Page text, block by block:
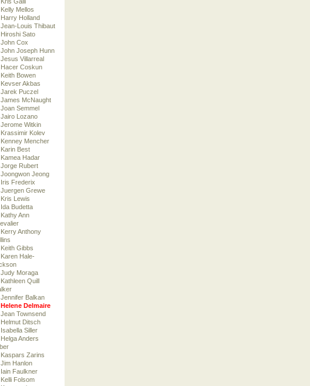
Mellos
Holland
Louis Thibaut
Sato
Cox
Joseph Hunn
Villarreal
Hacer Coskun
Bowen
Akbas
Jarek Puczel
McNaught
Semmel
Lozano
Witkin
Kolev
Mencher
Best
Hadar
Rubert
Jeong
Frederix
Juergen Grewe
Lewis
Budetta
Ann
Anthony
Gibbs
Hale-
Moraga
Quill
Balkan
Helene Delmaire
Townsend
Ditsch
Siller
Anders
Zarins
Hanlon
Faulkner
Folsom